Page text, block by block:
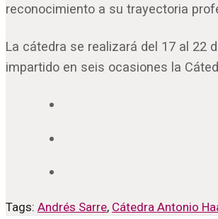
reconocimiento a su trayectoria
La cátedra se realizará del 17 al 22
impartido en seis ocasiones la
Tags: Andrés Sarre, Cátedra Antonio